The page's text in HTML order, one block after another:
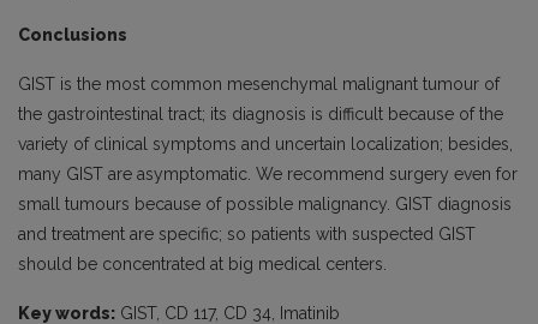
Conclusions
GIST is the most common mesenchymal malignant tumour of
the gastrointestinal tract; its diagnosis is difficult because of the
variety of clinical symptoms and uncertain localization; besides,
many GIST are asymptomatic. We recommend surgery even for
small tumours because of possible malignancy. GIST diagnosis
and treatment are specific; so patients with suspected GIST
should be concentrated at big medical centers.
Key words: GIST, CD 117, CD 34, Imatinib